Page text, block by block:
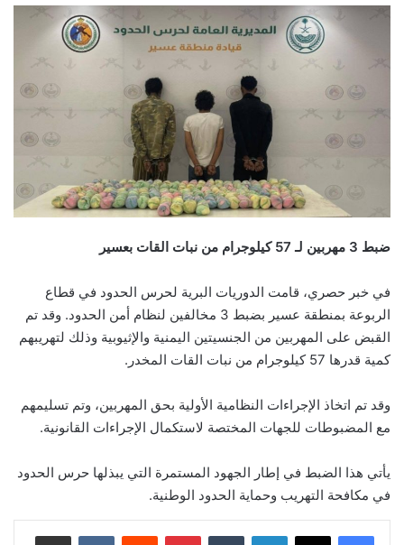
ضبط 3 مهربين لـ 57 كيلوجرام من نبات القات بعسير
في خبر حصري، قامت الدوريات البرية لحرس الحدود في قطاع
الربوعة بمنطقة عسير بضبط 3 مخالفين لنظام أمن الحدود. وقد تم
القبض على المهربين من الجنسيتين اليمنية والإثيوبية وذلك لتهريبهم
كمية قدرها 57 كيلوجرام من نبات القات المخدر.
وقد تم اتخاذ الإجراءات النظامية الأولية بحق المهربين، وتم تسليمهم
مع المضبوطات للجهات المختصة لاستكمال الإجراءات القانونية.
يأتي هذا الضبط في إطار الجهود المستمرة التي يبذلها حرس الحدود
في مكافحة التهريب وحماية الحدود الوطنية.
لينكدإن بينتيريست